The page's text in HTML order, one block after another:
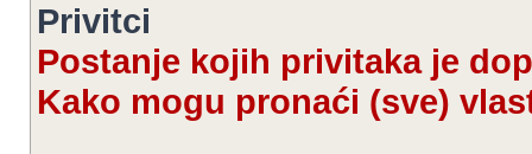
Privitci
Postanje kojih privitaka je
Kako mogu pronaći (sve)